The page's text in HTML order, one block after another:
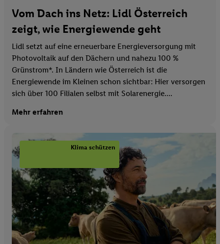
Vom Dach ins Netz: Lidl Österreich
zeigt, wie Energiewende geht
Lidl setzt auf eine erneuerbare Energieversorgung mit
Photovoltaik auf den Dächern und nahezu 100 %
Grünstrom*. In Ländern wie Österreich ist die
Energiewende im Kleinen schon sichtbar: Hier versorgen
sich über 100 Filialen selbst mit Solarenergie....
Mehr erfahren
Klima schützen